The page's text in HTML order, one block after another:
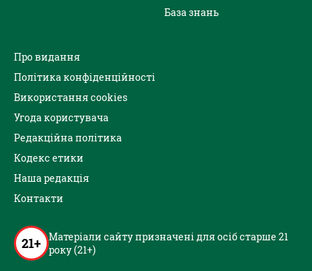
База знань
Про видання
Політика конфіденційності
Використання cookies
Угода користувача
Редакційна політика
Кодекс етики
Наша редакція
Контакти
21+ Матеріали сайту призначені для осіб старше 21
року (21+)